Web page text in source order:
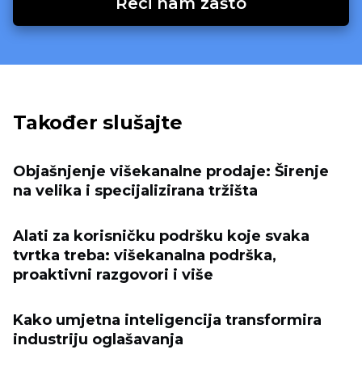
Također slušajte
Objašnjenje višekanalne prodaje: Širenje
na velika i specijalizirana tržišta
Alati za korisničku podršku koje svaka
tvrtka treba: višekanalna podrška,
proaktivni razgovori i više
Kako umjetna inteligencija transformira
industriju oglašavanja